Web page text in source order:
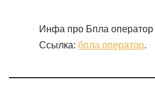
Инфа про Бпла оператор
Ссылка: бпла оператор.